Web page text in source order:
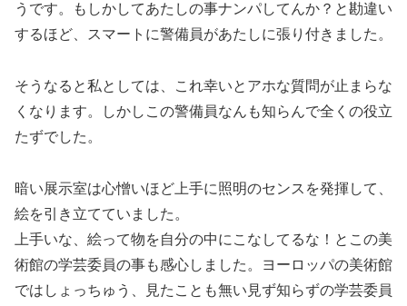
うです。もしかしてあたしの事ナンパしてんか？と勘違い
するほど、スマートに警備員があたしに張り付きました。
そうなると私としては、これ幸いとアホな質問が止まらな
くなります。しかしこの警備員なんも知らんで全くの役立
たずでした。
暗い展示室は心憎いほど上手に照明のセンスを発揮して、
絵を引き立てていました。
上手いな、絵って物を自分の中にこなしてるな！とこの美
術館の学芸委員の事も感心しました。ヨーロッパの美術館
ではしょっちゅう、見たことも無い見ず知らずの学芸委員